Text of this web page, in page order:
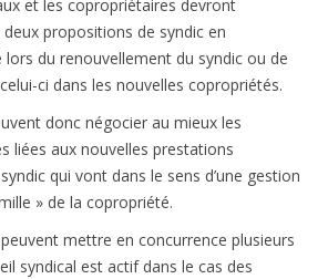
et les copropriétaires devront
propositions de syndic en
lors du renouvellement du syndic ou de
ci dans les nouvelles copropriétés.
donc négocier au mieux les
liées aux nouvelles prestations
qui vont dans le sens d’une gestion
» de la copropriété.
mettre en concurrence plusieurs
syndical est actif dans le cas des